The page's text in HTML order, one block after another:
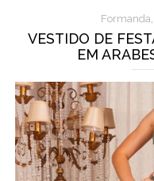
Formanda,
VESTIDO DE
EM